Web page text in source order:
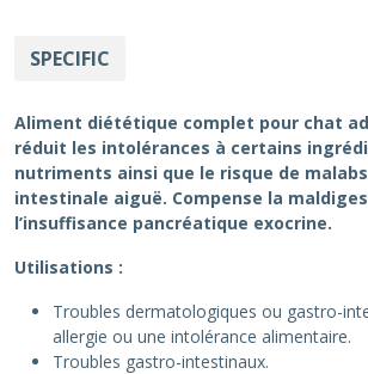
SPECIFIC
Aliment diététique complet pour chat
réduit les intolérances à certains
nutriments ainsi que le risque de
intestinale aiguë. Compense la
l’insuffisance pancréatique exocrine.
Utilisations :
Troubles dermatologiques ou gastro-
allergie ou une intolérance alimentaire.
Troubles gastro-intestinaux.